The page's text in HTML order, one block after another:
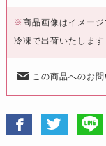
※商品画像はイメージ
冷凍で出荷いたします
この商品へのお